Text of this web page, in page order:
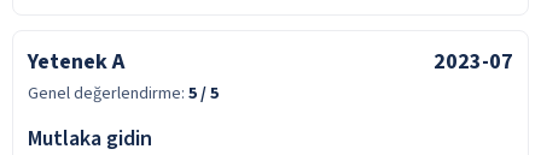
Yetenek A 2023-07
Genel değerlendirme: 5/ 5
Mutlaka gidin